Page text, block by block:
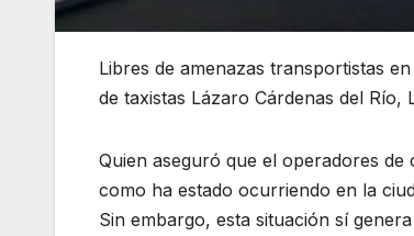
Libres de amenazas transportistas
de taxistas Lázaro Cárdenas del Río,
Quien aseguró que el operadores
como ha estado ocurriendo en la
Sin embargo, esta situación sí